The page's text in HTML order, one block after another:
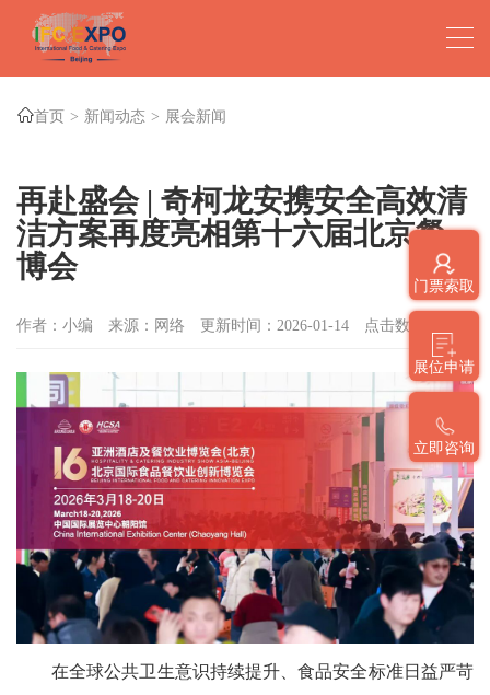
门票索取
展位申请
立即咨询
首页 新闻动态 展会新闻
再赴盛会 | 奇柯龙安携安全高效清
洁方案再度亮相第十六届北京餐
博会
作者：小编 来源：网络 更新时间：2026-01-14 点击数：
在全球公共卫生意识持续提升、食品安全标准日益严苛